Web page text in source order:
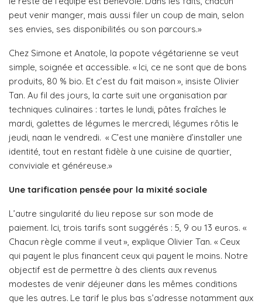
peut venir manger, mais aussi filer un coup de main, selon
ses envies, ses disponibilités ou son parcours.»
Chez Simone et Anatole, la popote végétarienne se veut
simple, soignée et accessible. « Ici, ce ne sont que de bons
produits, 80 % bio. Et c’est du fait maison », insiste Olivier
Tan. Au fil des jours, la carte suit une organisation par
techniques culinaires : tartes le lundi, pâtes fraîches le
mardi, galettes de légumes le mercredi, légumes rôtis le
jeudi, naan le vendredi. « C’est une manière d’installer une
identité, tout en restant fidèle à une cuisine de quartier,
conviviale et généreuse.»
Une tarification pensée pour la mixité sociale
L’autre singularité du lieu repose sur son mode de
paiement. Ici, trois tarifs sont suggérés : 5, 9 ou 13 euros. «
Chacun règle comme il veut », explique Olivier Tan. « Ceux
qui payent le plus financent ceux qui payent le moins. Notre
objectif est de permettre à des clients aux revenus
modestes de venir déjeuner dans les mêmes conditions
que les autres. Le tarif le plus bas s’adresse notamment aux